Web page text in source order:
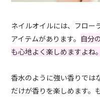
ネイルオイルには、フロー
アイテムがあります。 自分
も心地よく楽しめますよね。
香水のように強い香りでは
だけが香りを楽しめます。